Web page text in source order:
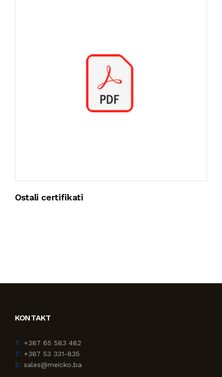
Ostali certifikati
KONTAKT
T: +387 65 583 482
T: +387 53 331-835
E: sales@meicko.ba